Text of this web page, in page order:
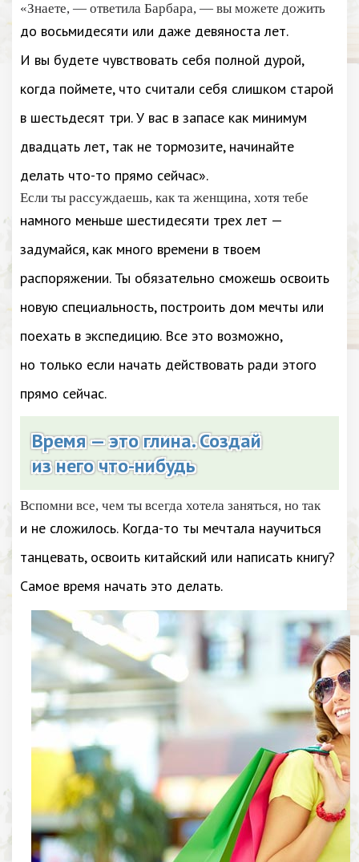
«Знаете, — ответила Барбара, — вы можете дожить
до восьмидесяти или даже девяноста лет.
И вы будете чувствовать себя полной дурой,
когда поймете, что считали себя слишком старой
в шестьдесят три. У вас в запасе как минимум
двадцать лет, так не тормозите, начинайте
делать что-то прямо сейчас».
Если ты рассуждаешь, как та женщина, хотя тебе
намного меньше шестидесяти трех лет —
задумайся, как много времени в твоем
распоряжении. Ты обязательно сможешь освоить
новую специальность, построить дом мечты или
поехать в экспедицию. Все это возможно,
но только если начать действовать ради этого
прямо сейчас.
Время — это глина. Создай
из него что-нибудь
Вспомни все, чем ты всегда хотела заняться, но так
и не сложилось. Когда-то ты мечтала научиться
танцевать, освоить китайский или написать книгу?
Самое время начать это делать.